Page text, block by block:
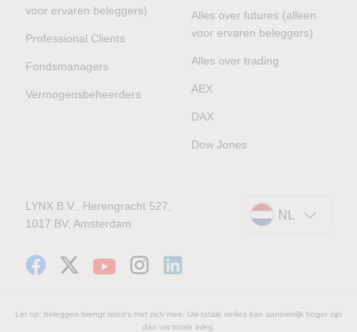
voor ervaren beleggers)
Professional Clients
Fondsmanagers
Vermogensbeheerders
Alles over futures (alleen
voor ervaren beleggers)
Alles over trading
AEX
DAX
Dow Jones
LYNX B.V., Herengracht 527,
1017 BV, Amsterdam
NL
Let op: beleggen brengt risico's met zich mee. Uw totale verlies kan aanzienlijk hoger zijn
dan uw totale inleg.